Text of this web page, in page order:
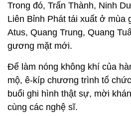
Trong đó, Trấn Thành, Ninh
Liên Bỉnh Phát tái xuất ở mùa
Atus, Quang Trung, Quang
gương mặt mới.
Để làm nóng không khí của
mộ, ê-kíp chương trình tổ
buổi ghi hình thật sự, mời
cùng các nghệ sĩ.